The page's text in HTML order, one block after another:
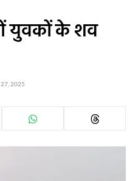
युवकों के शव
27, 2025